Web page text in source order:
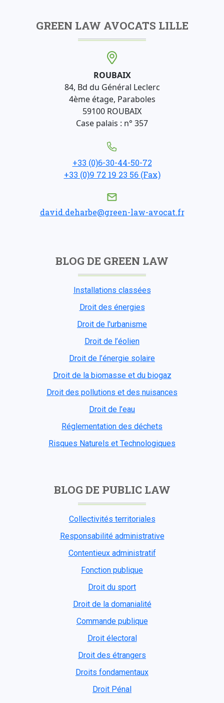
GREEN LAW AVOCATS LILLE
ROUBAIX
84, Bd du Général Leclerc
4ème étage, Paraboles
59100 ROUBAIX
Case palais : n° 357
+33 (0)6-30-44-50-72
+33 (0)9 72 19 23 56 (Fax)
david.deharbe@green-law-avocat.fr
BLOG DE GREEN LAW
Installations classées
Droit des énergies
Droit de l'urbanisme
Droit de l’éolien
Droit de l’énergie solaire
Droit de la biomasse et du biogaz
Droit des pollutions et des nuisances
Droit de l’eau
Réglementation des déchets
Risques Naturels et Technologiques
BLOG DE PUBLIC LAW
Collectivités territoriales
Responsabilité administrative
Contentieux administratif
Fonction publique
Droit du sport
Droit de la domanialité
Commande publique
Droit électoral
Droit des étrangers
Droits fondamentaux
Droit Pénal